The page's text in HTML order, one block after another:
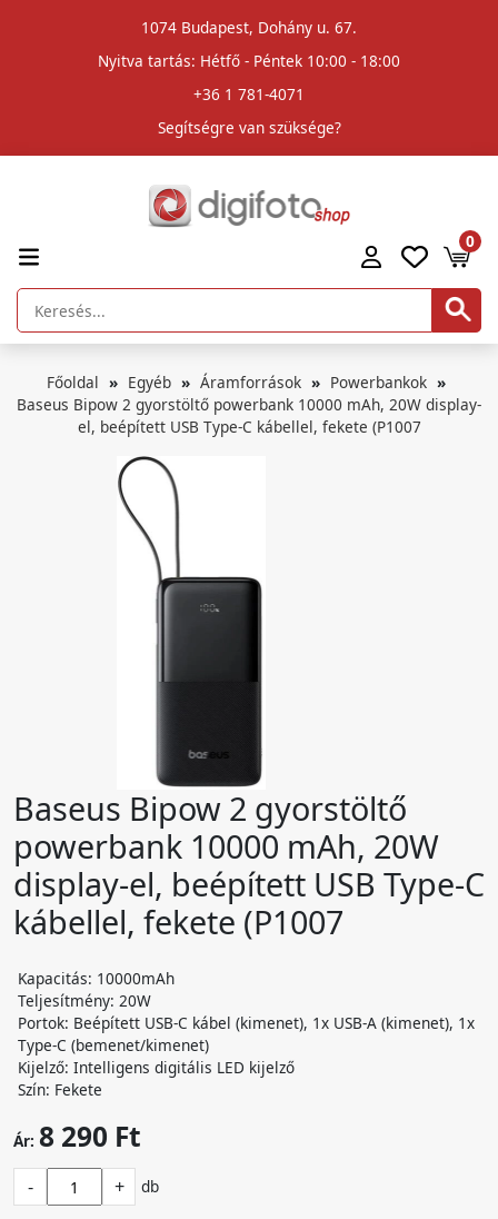
1074 Budapest, Dohány u. 67.
Nyitva tartás: Hétfő - Péntek 10:00 - 18:00
+36 1 781-4071
Segítségre van szüksége?
0
Főoldal Egyéb Áramforrások
Powerbankok
Baseus Bipow 2 gyorstöltő powerbank 10000 mAh, 20W display-
el, beépített USB Type-C kábellel, fekete (P1007
Baseus Bipow 2 gyorstöltő
powerbank 10000 mAh, 20W
display-el, beépített USB Type-C
kábellel, fekete (P1007
Kapacitás: 10000mAh
Teljesítmény: 20W
Portok: Beépített USB-C kábel (kimenet), 1x USB-A (kimenet), 1x
Type-C (bemenet/kimenet)
Kijelző: Intelligens digitális LED kijelző
Szín: Fekete
Ár: 8 290 Ft
- + db